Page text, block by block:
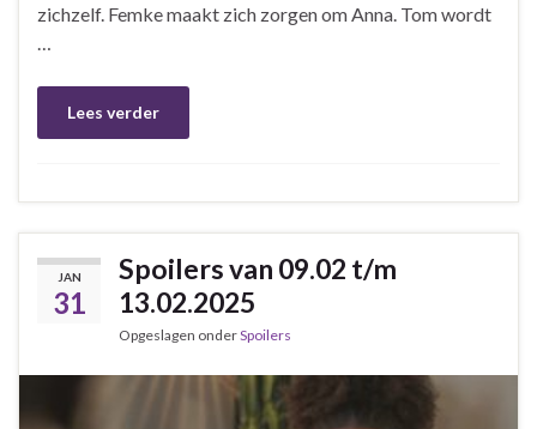
zichzelf. Femke maakt zich zorgen om Anna. Tom wordt
…
Lees verder
JAN
31
Spoilers van 09.02 t/m
13.02.2025
Opgeslagen onderSpoilers